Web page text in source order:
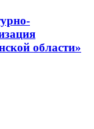
области»